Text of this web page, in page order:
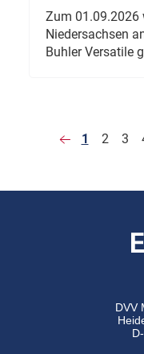
Zum 01.09.2026
Niedersachsen
Buhler Versatile
1 2 3
DVV